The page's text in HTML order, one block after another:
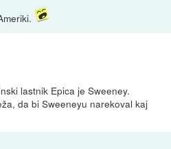
lastnik Epica je Sweeney.
da bi Sweeneyu narekoval kaj